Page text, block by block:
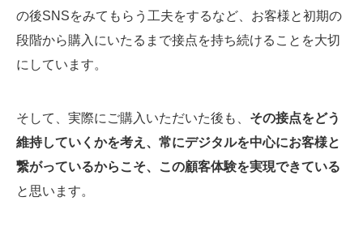
の後SNSをみてもらう工夫をするなど、お客様と初期の
段階から購入にいたるまで接点を持ち続けることを大切
にしています。
そして、実際にご購入いただいた後も、 その接点をどう
維持していくかを考え、常にデジタルを中心にお客様と
繋がっているからこそ、この顧客体験を実現できている
と思います。